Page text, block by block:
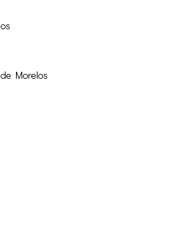
Morelos